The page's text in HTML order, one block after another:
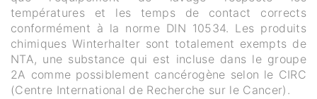
températures et les temps de contact corrects
conformément à la norme DIN 10534. Les produits
chimiques Winterhalter sont totalement exempts de
NTA, une substance qui est incluse dans le groupe
2A comme possiblement cancérogène selon le CIRC
(Centre International de Recherche sur le Cancer).